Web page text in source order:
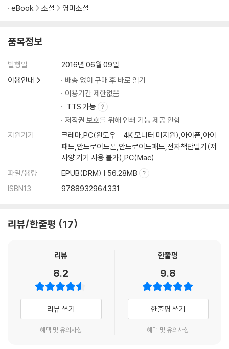
eBook 소설 영미소설
품목정보
발행일
2016년 06월 09일
이용안내
배송 없이 구매 후 바로 읽기
이용기간 제한없음
TTS 가능
저작권 보호를 위해 인쇄 기능 제공 안함
지원기기
크레마,PC(윈도우 - 4K 모니터 미지원),아이폰,아이
패드,안드로이드폰,안드로이드패드,전자책단말기(저
사양 기기 사용 불가),PC(Mac)
파일/용량
EPUB(DRM) | 56.28MB
ISBN13
9788932964331
리뷰/한줄평 17
리뷰
8.2
리뷰 쓰기
혜택 및 유의사항
한줄평
9.8
한줄평 쓰기
혜택 및 유의사항